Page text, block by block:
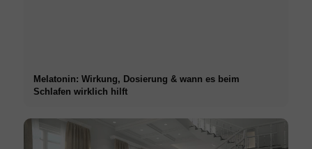
Melatonin: Wirkung, Dosierung & wann es beim
Schlafen wirklich hilft